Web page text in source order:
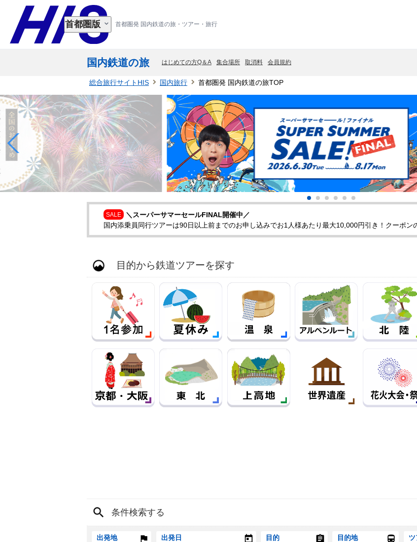
首都圏発 国内鉄道の旅・ツアー・旅行
首都圏版
国内鉄道の旅 はじめての方Q＆A 集合場所 取消料 会員規約
総合旅行サイトHIS 国内旅行 首都圏発 国内鉄道の旅TOP
SALE
＼スーパーサマーセールFINAL開催中／
国内添乗員同行ツアーは90日以上前までのお申し込みでお1人様あたり最大10,000円引き！クーポン
目的から鉄道ツアーを探す
条件検索する
出発地 出発日 目的 目的地